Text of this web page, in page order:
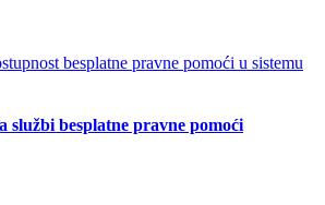
službi besplatne pravne pomoći